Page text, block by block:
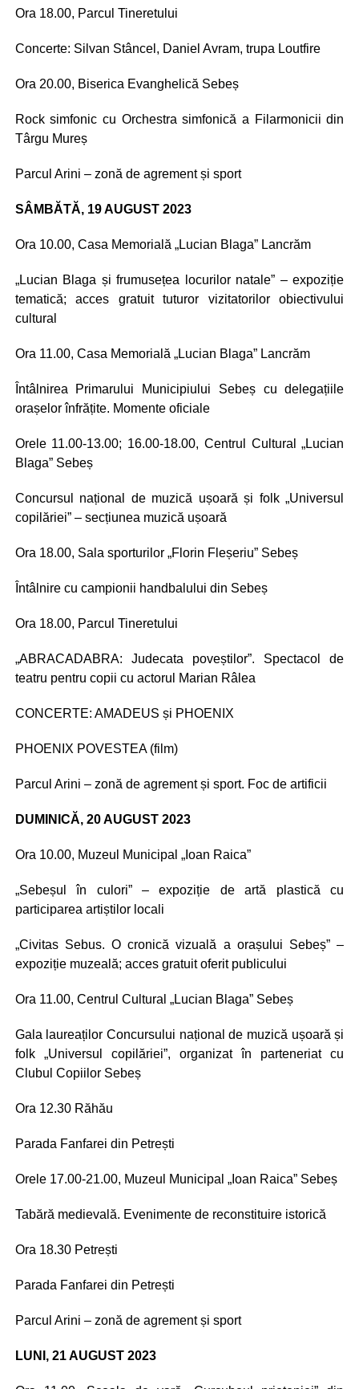
Ora 18.00, Parcul Tineretului
Concerte: Silvan Stâncel, Daniel Avram, trupa Loutfire
Ora 20.00, Biserica Evanghelică Sebeș
Rock simfonic cu Orchestra simfonică a Filarmonicii din
Târgu Mureș
Parcul Arini – zonă de agrement și sport
SÂMBĂTĂ, 19 AUGUST 2023
Ora 10.00, Casa Memorială „Lucian Blaga” Lancrăm
„Lucian Blaga și frumusețea locurilor natale” – expoziție
tematică; acces gratuit tuturor vizitatorilor obiectivului
cultural
Ora 11.00, Casa Memorială „Lucian Blaga” Lancrăm
Întâlnirea Primarului Municipiului Sebeș cu delegațiile
orașelor înfrățite. Momente oficiale
Orele 11.00-13.00; 16.00-18.00, Centrul Cultural „Lucian
Blaga” Sebeș
Concursul național de muzică ușoară și folk „Universul
copilăriei” – secțiunea muzică ușoară
Ora 18.00, Sala sporturilor „Florin Fleșeriu” Sebeș
Întâlnire cu campionii handbalului din Sebeș
Ora 18.00, Parcul Tineretului
„ABRACADABRA: Judecata poveștilor”. Spectacol de
teatru pentru copii cu actorul Marian Râlea
CONCERTE: AMADEUS și PHOENIX
PHOENIX POVESTEA (film)
Parcul Arini – zonă de agrement și sport. Foc de artificii
DUMINICĂ, 20 AUGUST 2023
Ora 10.00, Muzeul Municipal „Ioan Raica”
„Sebeșul în culori” – expoziție de artă plastică cu
participarea artiștilor locali
„Civitas Sebus. O cronică vizuală a orașului Sebeș” –
expoziție muzeală; acces gratuit oferit publicului
Ora 11.00, Centrul Cultural „Lucian Blaga” Sebeș
Gala laureaților Concursului național de muzică ușoară și
folk „Universul copilăriei”, organizat în parteneriat cu
Clubul Copiilor Sebeș
Ora 12.30 Răhău
Parada Fanfarei din Petrești
Orele 17.00-21.00, Muzeul Municipal „Ioan Raica” Sebeș
Tabără medievală. Evenimente de reconstituire istorică
Ora 18.30 Petrești
Parada Fanfarei din Petrești
Parcul Arini – zonă de agrement și sport
LUNI, 21 AUGUST 2023